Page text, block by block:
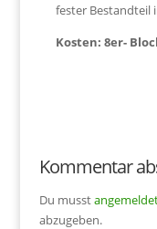
fester Bestandteil
Kosten: 8er-
Kommentar
Du musst
abzugeben.